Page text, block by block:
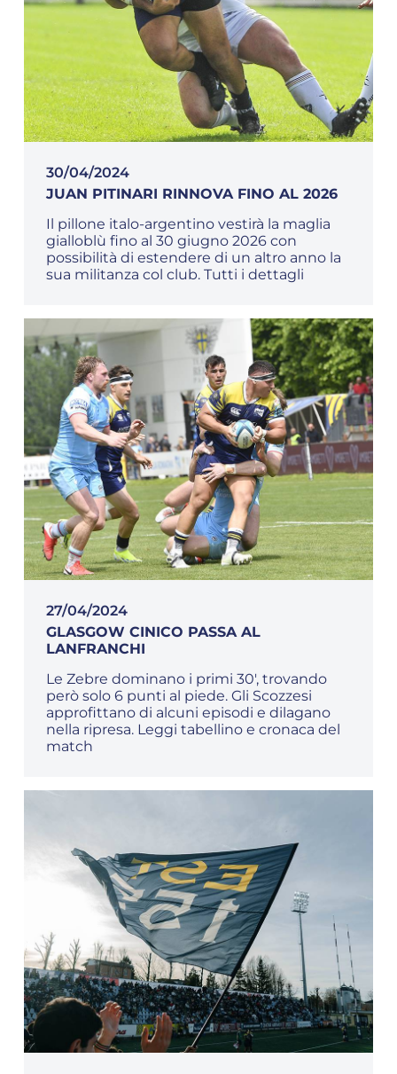
30/04/2024
JUAN PITINARI RINNOVA FINO AL 2026
Il pillone italo-argentino vestirà la maglia
gialloblù fino al 30 giugno 2026 con
possibilità di estendere di un altro anno la
sua militanza col club. Tutti i dettagli
27/04/2024
GLASGOW CINICO PASSA AL
LANFRANCHI
Le Zebre dominano i primi 30', trovando
però solo 6 punti al piede. Gli Scozzesi
approfittano di alcuni episodi e dilagano
nella ripresa. Leggi tabellino e cronaca del
match